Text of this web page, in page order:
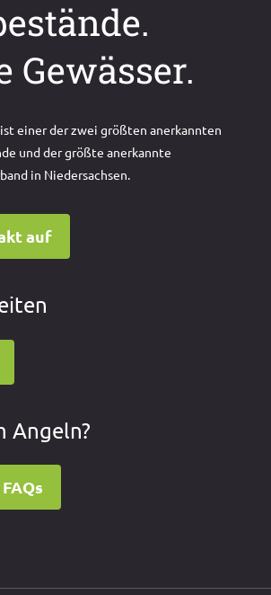
Gewässer.
ist einer der zwei größten anerkannten
und der größte anerkannte
in Niedersachsen.
auf
Angeln?